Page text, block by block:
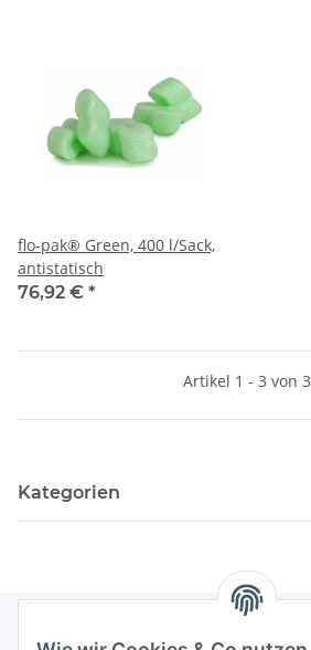
flo-pak® Green, 400 l/Sack,
antistatisch
76,92 € *
Artikel 1 - 3 von 3
Kategorien